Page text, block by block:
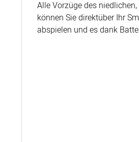
Alle Vorzüge des
können Sie direktüber Ihr
abspielen und es dank